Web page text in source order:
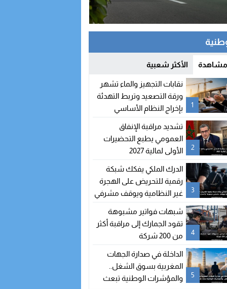
مشاهدة الأكثر شعبية
1
نقابات التجهيز والماء تشهر
ورقة التصعيد وتربط التهدئة
بإخراج النظام الأساسي
2
تشديد مراقبة الإنفاق
العمومي يطبع التحضيرات
الأولى لمالية 2027
3
الدرك الملكي يفكك شبكة
رقمية للتحريض على الهجرة
غير النظامية ويوقف مشرفي
4
شبهات فواتير مشبوهة
تقود الجمارك إلى مراقبة أكثر
من 200 شركة
5
الداخلة في صدارة الجهات
المغربية بسوق الشغل..
والمؤشرات الوطنية تبعث